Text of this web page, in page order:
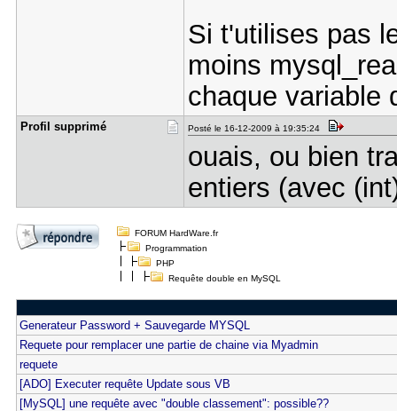
Si t'utilises pas
moins
chaque variable
Profil sup​primé Posté le 16-12-2009 à 19:35:24
ouais, ou bien
entiers (avec
FORUM HardWare.fr
Programmation
PHP
Requête double en MySQL
Generateur Password + Sauvegarde MYSQL
Requete pour remplacer une partie de chaine via Myadmin
requete
[ADO] Executer requête Update sous VB
[MySQL] une requête avec "double classement": possible??